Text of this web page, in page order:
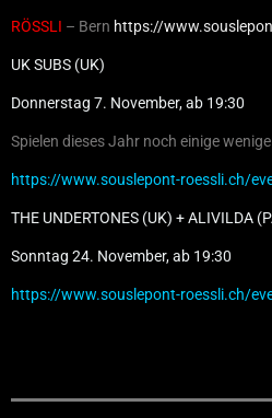
RÖSSLI – Bern https://
UK SUBS (UK)
Donnerstag 7. November, ab 19:30
Spielen dieses Jahr noch einige
https://www.souslepont-roessli.ch/
THE UNDERTONES (UK) + ALIVILDA
Sonntag 24. November, ab 19:30
https://www.souslepont-roessli.ch/